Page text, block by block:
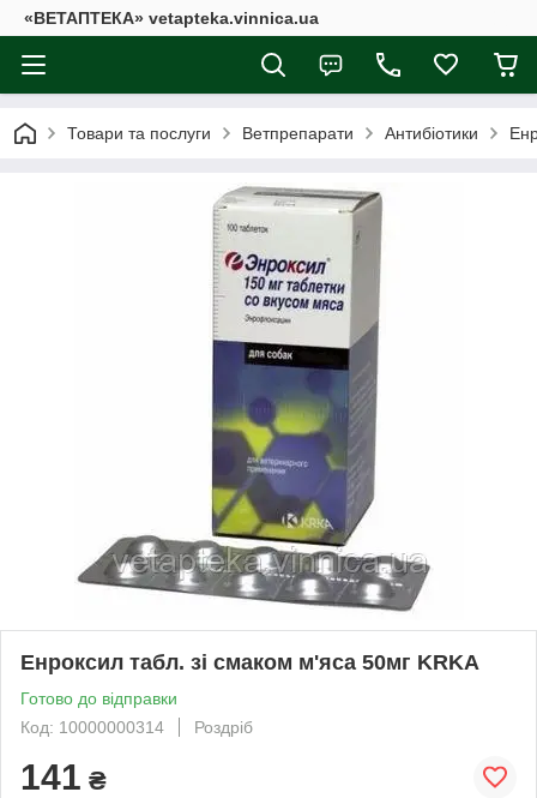
«ВЕТАПТЕКА» vetapteka.vinnica.ua
Товари та послуги Ветпрепарати Антибіотики
Енроксил табл. зі смаком м'яса 50мг KRKA
Готово до відправки
Код: 10000000314
Роздріб
141 ₴